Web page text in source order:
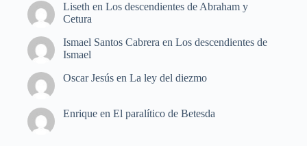
Liseth en Los descendientes de Abraham y
Cetura
Ismael Santos Cabrera en Los descendientes de
Ismael
Oscar Jesús en La ley del diezmo
Enrique en El paralítico de Betesda